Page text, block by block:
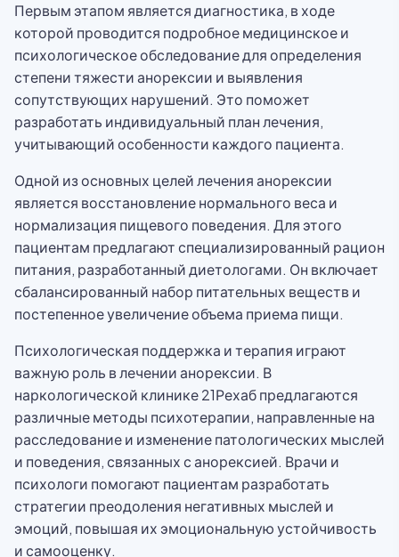
Первым этапом является диагностика, в ходе
которой проводится подробное медицинское и
психологическое обследование для определения
степени тяжести анорексии и выявления
сопутствующих нарушений. Это поможет
разработать индивидуальный план лечения,
учитывающий особенности каждого пациента.
Одной из основных целей лечения анорексии
является восстановление нормального веса и
нормализация пищевого поведения. Для этого
пациентам предлагают специализированный рацион
питания, разработанный диетологами. Он включает
сбалансированный набор питательных веществ и
постепенное увеличение объема приема пищи.
Психологическая поддержка и терапия играют
важную роль в лечении анорексии. В
наркологической клинике 21Рехаб предлагаются
различные методы психотерапии, направленные на
расследование и изменение патологических мыслей
и поведения, связанных с анорексией. Врачи и
психологи помогают пациентам разработать
стратегии преодоления негативных мыслей и
эмоций, повышая их эмоциональную устойчивость
и самооценку.